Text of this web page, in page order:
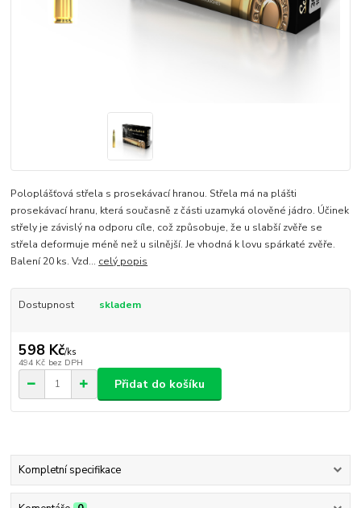
Poloplášťová střela s prosekávací hranou. Střela má na plášti
prosekávací hranu, která současně z části uzamyká olověné jádro. Účinek
střely je závislý na odporu cíle, což způsobuje, že u slabší zvěře se
střela deformuje méně než u silnější. Je vhodná k lovu spárkaté zvěře.
Balení 20 ks. Vzd... celý popis
Dostupnost skladem
598 Kč/ks
494 Kč bez DPH
Přidat do košíku
Kompletní specifikace